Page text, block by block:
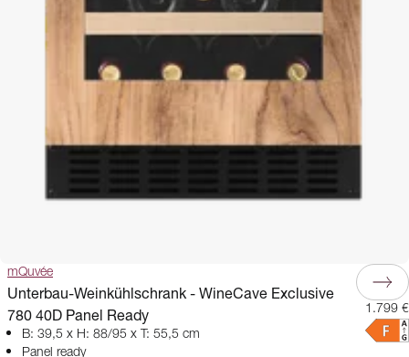
mQuvée
Unterbau-Weinkühlschrank - WineCave Exclusive
780 40D Panel Ready
B: 39,5 x H: 88/95 x T: 55,5 cm
Panel ready
1.799 €